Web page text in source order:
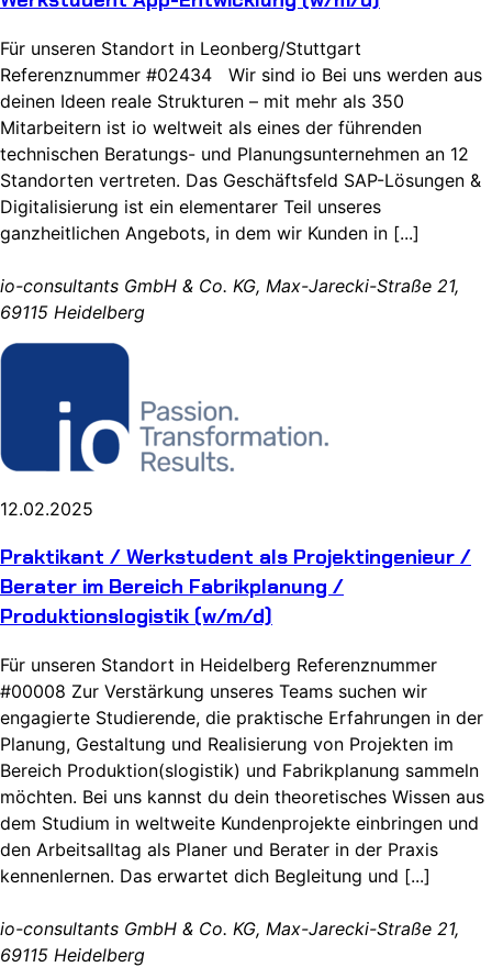
Für unseren Standort in Leonberg/Stuttgart
Referenznummer #02434 Wir sind io Bei uns werden aus
deinen Ideen reale Strukturen – mit mehr als 350
Mitarbeitern ist io weltweit als eines der führenden
technischen Beratungs- und Planungsunternehmen an 12
Standorten vertreten. Das Geschäftsfeld SAP-Lösungen &
Digitalisierung ist ein elementarer Teil unseres
ganzheitlichen Angebots, in dem wir Kunden in [...]
io-consultants GmbH & Co. KG, Max-Jarecki-Straße 21,
69115 Heidelberg
12.02.2025
Praktikant / Werkstudent als Projektingenieur /
Berater im Bereich Fabrikplanung /
Produktionslogistik (w/m/d)
Für unseren Standort in Heidelberg Referenznummer
#00008 Zur Verstärkung unseres Teams suchen wir
engagierte Studierende, die praktische Erfahrungen in der
Planung, Gestaltung und Realisierung von Projekten im
Bereich Produktion(slogistik) und Fabrikplanung sammeln
möchten. Bei uns kannst du dein theoretisches Wissen aus
dem Studium in weltweite Kundenprojekte einbringen und
den Arbeitsalltag als Planer und Berater in der Praxis
kennenlernen. Das erwartet dich Begleitung und [...]
io-consultants GmbH & Co. KG, Max-Jarecki-Straße 21,
69115 Heidelberg